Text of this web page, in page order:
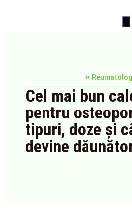
Cel mai bun
pentru
tipuri, doze și
devine